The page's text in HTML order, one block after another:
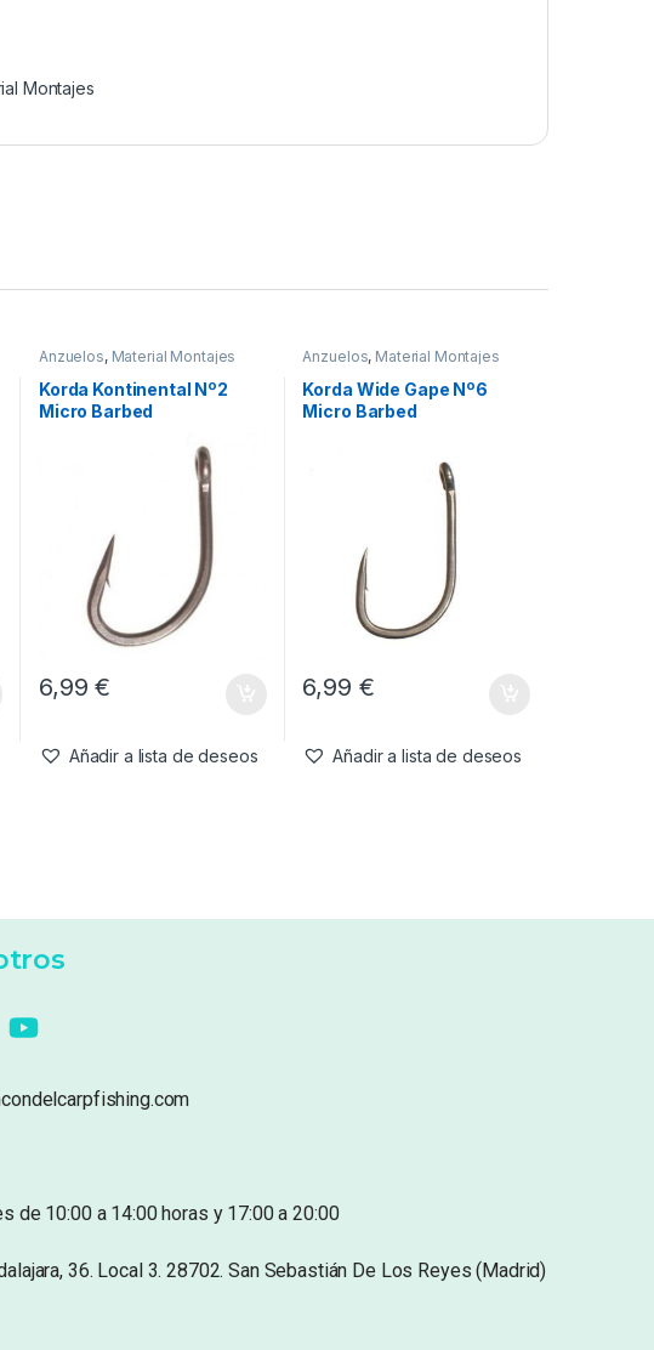
Montajes
Anzuelos, Material Montajes
Korda Kontinental Nº2
Micro Barbed
6,99€
Añadir a lista de deseos
Anzuelos, Material Montajes
Korda Wide Gape Nº6
Micro Barbed
6,99 €
Añadir a lista de deseos
de 10:00 a 14:00 horas y 17:00 a 20:00
36. Local 3. 28702. San Sebastián De Los Reyes (Madrid)